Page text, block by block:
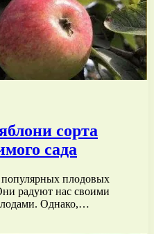
сорта
сада
плодовых
радуют нас своими
Однако,…